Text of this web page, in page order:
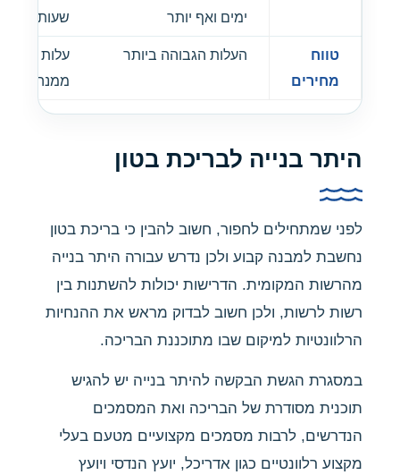
ימים ואף יותר
שעות
טווח
מחירים
העלות הגבוהה ביותר
עלות יקרה,
ממנה
היתר בנייה לבריכת בטון
לפני שמתחילים לחפור, חשוב להבין כי בריכת בטון
נחשבת למבנה קבוע ולכן נדרש עבורה היתר בנייה
מהרשות המקומית. הדרישות יכולות להשתנות בין
רשות לרשות, ולכן חשוב לבדוק מראש את ההנחיות
הרלוונטיות למיקום שבו מתוכננת הבריכה.
במסגרת הגשת הבקשה להיתר בנייה יש להגיש
תוכנית מסודרת של הבריכה ואת המסמכים
הנדרשים, לרבות מסמכים מקצועיים מטעם בעלי
מקצוע רלוונטיים כגון אדריכל, יועץ הנדסי ויועץ